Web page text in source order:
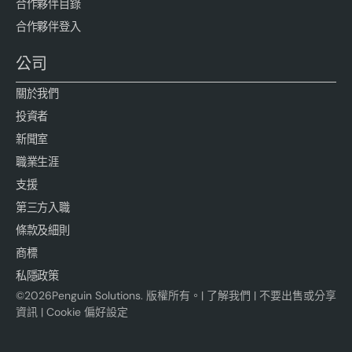
合作夥伴目錄
合作夥伴登入
公司
關於我們
投資者
新聞室
職業生涯
支援
第三方入職
條款及細則
商標
私隱政策
©2026Penguin Solutions. 版權所有。| 了解我們 | 不要出售或分享
資訊| Cookie 偏好設定